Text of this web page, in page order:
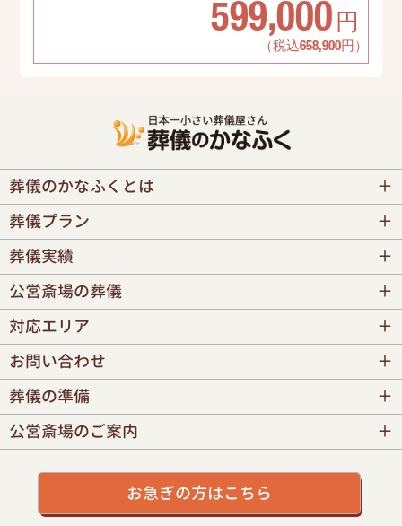
599,000 円
（税込658,900円）
葬儀のかなふくとは
葬儀プラン
葬儀実績
公営斎場の葬儀
対応エリア
お問い合わせ
葬儀の準備
公営斎場のご案内
お急ぎの方はこちら